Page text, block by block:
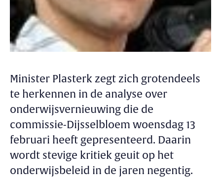
Minister Plasterk zegt zich grotendeels
te herkennen in de analyse over
onderwijsvernieuwing die de
commissie-Dijsselbloem woensdag 13
februari heeft gepresenteerd. Daarin
wordt stevige kritiek geuit op het
onderwijsbeleid in de jaren negentig.